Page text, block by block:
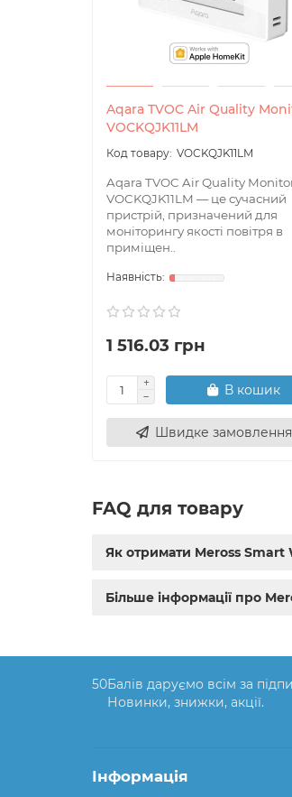
Aqara TVOC Air Quality
VOCKQJK11LM
VOCKQJK11LM
Aqara TVOC Air Quality
VOCKQJK11LM — це сучасний
пристрій, призначений для
моніторингу якості повітря в
приміщен..
1 516.03 грн
В кошик
Швидке замовлення
FAQ для товару
Як отримати Meross Smart
Більше інформації про
50Балів даруємо всім за
Новинки, знижки, акції.
Інформація